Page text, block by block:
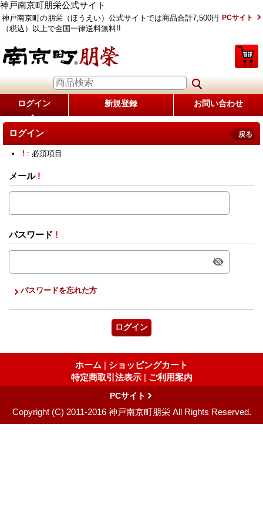
神戸南京町朋栄公式サイト
神戸南京町の朋栄（ほうえい）公式サイトでは商品合計7,500円
（税込）以上で全国一律送料無料!!
PCサイト
ログイン 新規登録 お問い合わせ
ログイン 戻る
! : 必須項目
メール !
パスワード !
パスワードを忘れた方
ホーム | ショッピングカート
特定商取引法表示 | ご利用案内
PCサイト
Copyright (C) 2011-2016 神戸南京町朋栄 All Rights Reserved.